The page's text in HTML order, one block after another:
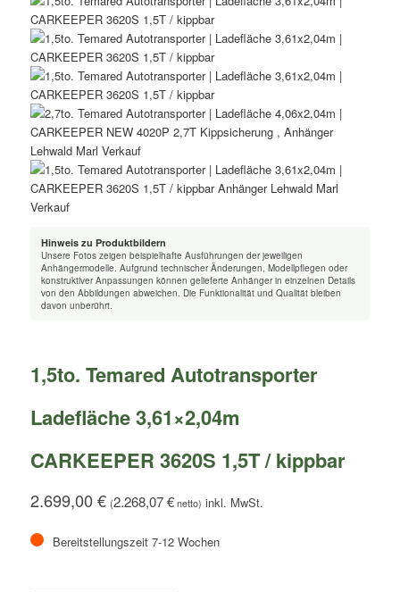
Hinweis zu Produktbildern
Unsere Fotos zeigen beispielhafte Ausführungen der jeweiligen
Anhängermodelle. Aufgrund technischer Änderungen, Modellpflegen oder
konstruktiver Anpassungen können gelieferte Anhänger in einzelnen Details
von den Abbildungen abweichen. Die Funktionalität und Qualität bleiben
davon unberührt.
1,5to. Temared Autotransporter
Ladefläche 3,61×2,04m
CARKEEPER 3620S 1,5T / kippbar
2.699,00€ (2.268,07€ netto)
Bereitstellungszeit 7-12 Wochen